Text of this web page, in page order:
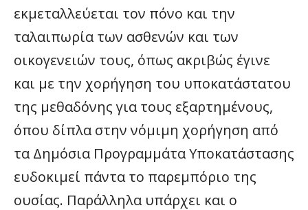
εκμεταλλεύεται τον πόνο και την
ταλαιπωρία των ασθενών και των
οικογενειών τους, όπως ακριβώς έγινε
και με την χορήγηση του υποκατάστατου
της μεθαδόνης για τους εξαρτημένους,
όπου δίπλα στην νόμιμη χορήγηση από
τα Δημόσια Προγραμμάτα Υποκατάστασης
ευδοκιμεί πάντα το παρεμπόριο της
ουσίας. Παράλληλα υπάρχει και ο